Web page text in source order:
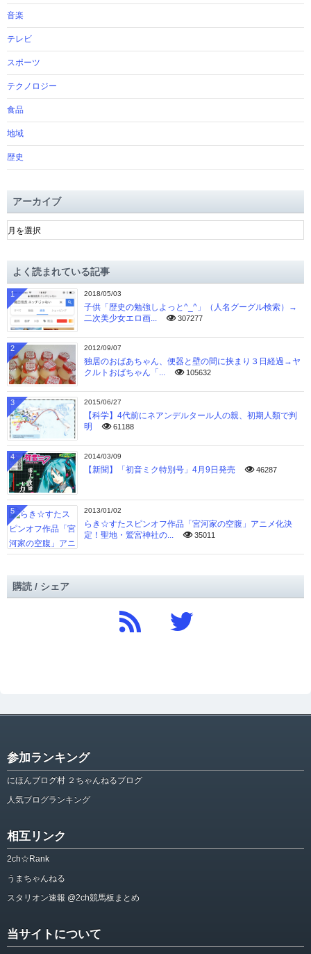
音楽
テレビ
スポーツ
テクノロジー
食品
地域
歴史
アーカイブ
ア
ー
ブよく読まれている記事
2018/05/03
子供「歴史の勉強しよっと^_^」（人名グーグル検索）→
二次美少女エロ画...
307277
1
2012/09/07
独居のおばあちゃん、便器と壁の間に挟まり３日経過→ヤ
クルトおばちゃん「...
105632
2
2015/06/27
【科学】4代前にネアンデルタール人の親、初期人類で判
明
61188
3
2014/03/09
【新聞】「初音ミク特別号」4月9日発売 46287
4
2013/01/02
らき☆すたスピンオフ作品「宮河家の空腹」アニメ化決
定！聖地・鷲宮神社の...
35011
5
購読 / シェア
参加ランキング
にほんブログ村 ２ちゃんねるブログ
人気ブログランキング
相互リンク
2ch☆Rank
うまちゃんねる
スタリオン速報 @2ch競馬板まとめ
当サイトについて